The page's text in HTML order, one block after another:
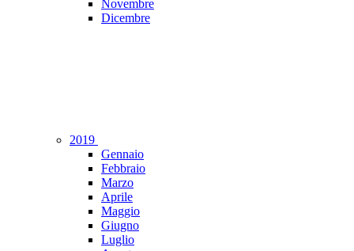
Novembre
Dicembre
2019
Gennaio
Febbraio
Marzo
Aprile
Maggio
Giugno
Luglio